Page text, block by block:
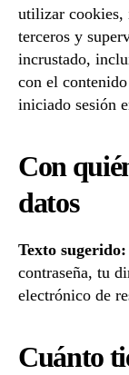
utilizar cookies,
terceros y
incrustado,
con el
iniciado sesión
Con
datos
Texto sugerido:
contraseña, tu
electrónico de
Cuánto